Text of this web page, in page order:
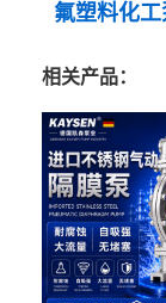
氟塑料化工
相关产品：